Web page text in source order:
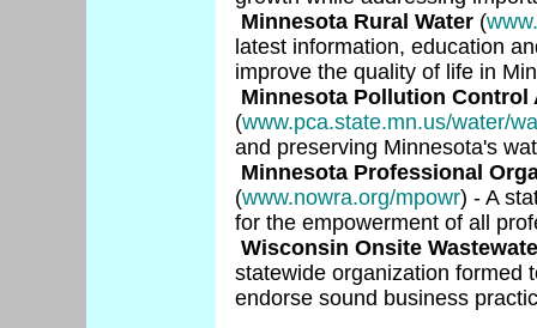
Minnesota Rural Water(
latest information, education
improve the quality of life in
Minnesota Pollution Control
(www.pca.state.mn.us/water/
and preserving Minnesota's
Minnesota Professional
(www.nowra.org/mpowr) - A
for the empowerment of all
Wisconsin Onsite
statewide organization formed
endorse sound business